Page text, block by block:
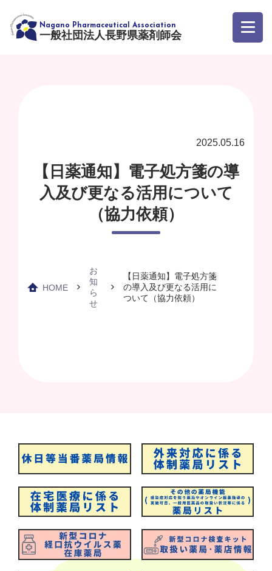
一般社団法人長野県薬剤師会
2025.05.16
【日薬通知】電子処方箋の導
入及び更なる活用について
（協力依頼）
HOME
お
知
ら
せ
【日薬通知】電子処方箋
の導入及び更なる活用に
ついて（協力依頼）